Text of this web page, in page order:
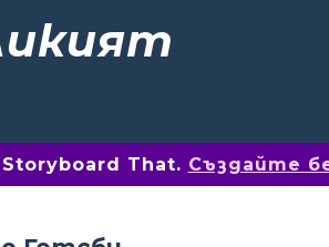
That. Създайте